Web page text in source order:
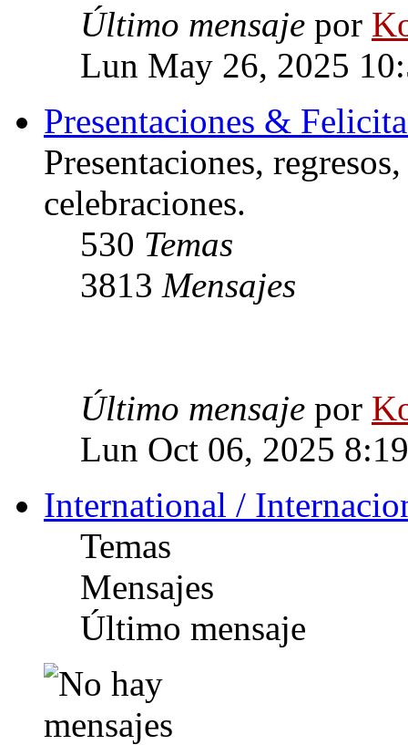
Último mensaje por
Lun May 26, 2025
Presentaciones &
Presentaciones,
celebraciones.
530 Temas
3813 Mensajes
Último mensaje por
Lun Oct 06, 2025
International /
Temas
Mensajes
Último mensaje